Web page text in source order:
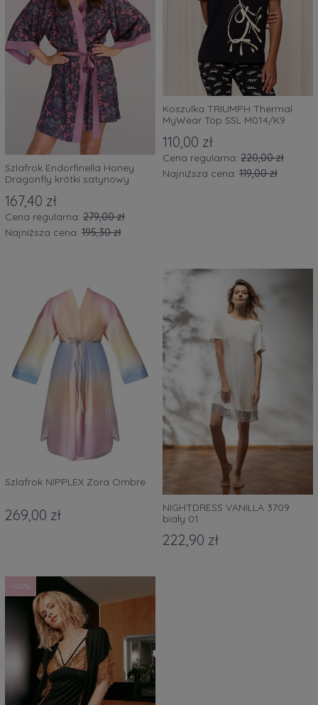
Szlafrok Endorfinella Honey
Dragonfly krótki satynowy
167,40 zł
Cena regularna: 279,00 zł
Najniższa cena: 195,30 zł
Koszulka TRIUMPH Thermal
MyWear Top SSL M014/K9
110,00 zł
Cena regularna: 220,00 zł
Najniższa cena: 119,00 zł
Szlafrok NIPPLEX Zora Ombre
269,00 zł
NIGHTDRESS VANILLA 3709
biały 01
222,90 zł
-40%